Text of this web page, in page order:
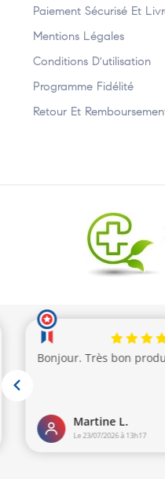
Paiement Sécurisé Et
Mentions Légales
Conditions D'utilisation
Programme Fidélité
Retour Et